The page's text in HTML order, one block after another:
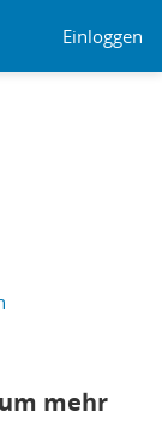
Einloggen
mehr